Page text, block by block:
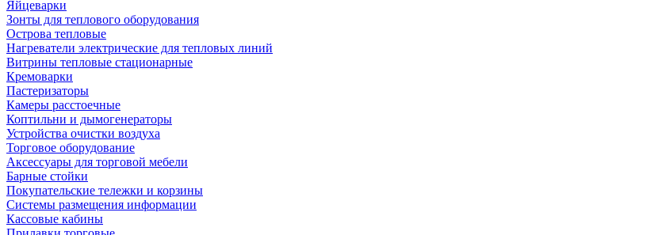
Яйцеварки
Зонты для теплового оборудования
Острова тепловые
Нагреватели электрические для тепловых линий
Витрины тепловые стационарные
Кремоварки
Пастеризаторы
Камеры расстоечные
Коптильни и дымогенераторы
Устройства очистки воздуха
Торговое оборудование
Аксессуары для торговой мебели
Барные стойки
Покупательские тележки и корзины
Системы размещения информации
Кассовые кабины